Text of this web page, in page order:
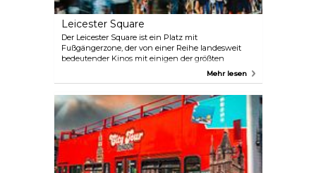
Leicester Square
Der Leicester Square ist ein Platz mit
Fußgängerzone, der von einer Reihe landesweit
bedeutender Kinos mit einigen der größten
Leinwände der Stadt sowie von einer Vielzahl von
Restaurants umgeben ist. Das Odeon Luxe Leicester
häufig für Filmpremieren genutzt, so dass Sie
während Ihres Aufenthalts in London auch ein
paar Hollywood-Stars beobachten könnten. Der
üppige Garten in der Mitte des Platzes ist der
perfekte Ort, um sich im Sommer abzukühlen oder
die Füße auszuruhen. Kinoliebhaber sollten
unbedingt einen Blick auf das Programm des
Mehr lesen